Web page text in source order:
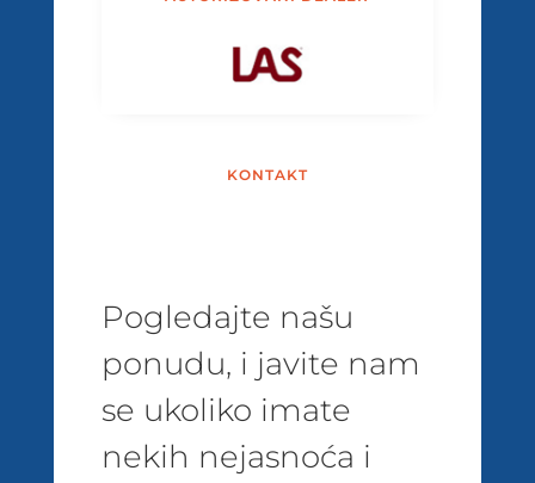
KONTAKT
Pogledajte našu
ponudu, i javite nam
se ukoliko imate
nekih nejasnoća i